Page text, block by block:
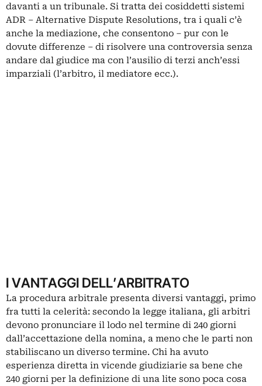
davanti a un tribunale. Si tratta dei cosiddetti sistemi
ADR – Alternative Dispute Resolutions, tra i quali c’è
anche la mediazione, che consentono – pur con le
dovute differenze – di risolvere una controversia senza
andare dal giudice ma con l’ausilio di terzi anch’essi
imparziali (l’arbitro, il mediatore ecc.).
I VANTAGGI DELL’ARBITRATO
La procedura arbitrale presenta diversi vantaggi, primo
fra tutti la celerità: secondo la legge italiana, gli arbitri
devono pronunciare il lodo nel termine di 240 giorni
dall’accettazione della nomina, a meno che le parti non
stabiliscano un diverso termine. Chi ha avuto
esperienza diretta in vicende giudiziarie sa bene che
240 giorni per la definizione di una lite sono poca cosa